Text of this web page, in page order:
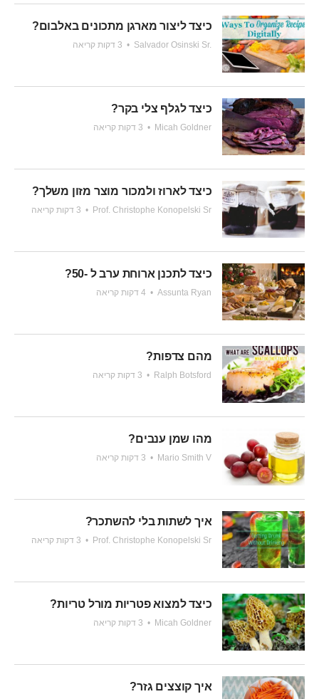
כיצד ליצור מארגן מתכונים באלבום?
Salvador Osinski Sr.
•
כיצד לגלף צלי בקר?
Micah Goldner
•
כיצד לארוז ולמכור מוצר מזון משלך?
Prof. Christophe Konopelski Sr
•
כיצד לתכנן ארוחת ערב ל -50?
Assunta Ryan
•
מהם צדפות?
Ralph Botsford
•
מהו שמן ענבים?
Mario Smith V
•
איך לשתות בלי להשתכר?
Prof. Christophe Konopelski Sr
•
כיצד למצוא פטריות מורל טריות?
Micah Goldner
•
איך קוצצים גזר?